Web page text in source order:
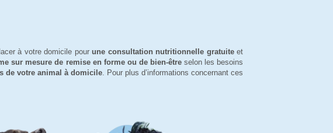
à votre domicile pourune consultation nutritionnelle gratuiteet
sur mesure de remise en forme ou de bien-êtreselon les besoins
de votre animal à domicile . Pour plus d’informations concernant ces